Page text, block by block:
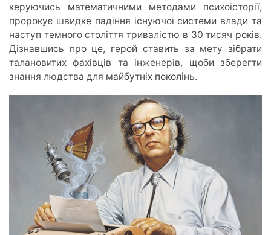
керуючись математичними методами психоісторії,
пророкує швидке падіння існуючоїсистеми влади та
наступ темного століття тривалістю в 30 тисяч років.
Дізнавшись про це, герой ставить за мету зібрати
талановитих фахівців та інженерів, щоби зберегти
знання людства для майбутніх поколінь.